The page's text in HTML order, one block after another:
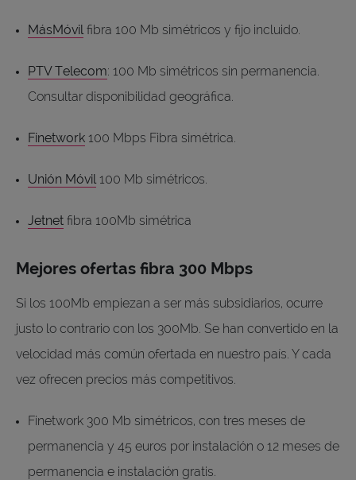
MásMóvilfibra 100 Mb simétricos y fijo incluido.
PTV Telecom: 100 Mb simétricos sin permanencia.
Consultar disponibilidad geográfica.
Finetwork 100 Mbps Fibra simétrica.
Unión Móvil100 Mb simétricos.
Jetnet fibra 100Mb simétrica
Mejores ofertas fibra 300 Mbps
Si los 100Mb empiezan a ser más subsidiarios, ocurre
justo lo contrario con los 300Mb. Se han convertido en la
velocidad más común ofertada en nuestro país. Y cada
vez ofrecen precios más competitivos.
Finetwork 300 Mb simétricos, con tres meses de
permanencia y 45 euros por instalación o 12 meses de
permanencia e instalación gratis.